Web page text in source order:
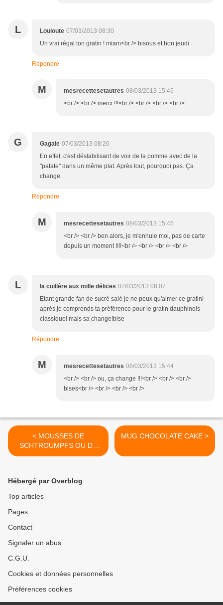
L Louloute 07/03/2013 08:30
Un vrai régal ton gratin ! miam<br /> bisous et bon jeudi
Répondre
M mesrecettesetautres 08/03/2013 15:45
<br /> <br /> merci !!!<br /> <br /> <br /> <br />
G Gagaie 07/03/2013 08:26
En effet, c'est déstabilisant de voir de la pomme avec de la
"patate" dans un même plat. Après tout, pourquoi pas. Ça
change.
Répondre
M mesrecettesetautres 08/03/2013 15:45
<br /> <br /> ben alors, je m'ennuie moi, pas de carte
depuis un moment !!!!<br /> <br /> <br /> <br />
L la cuillère aux mille délices 07/03/2013 08:07
Etant grande fan de sucré salé je ne peux qu'aimer ce gratin!
après je comprends ta préférence pour le gratin dauphinois
classique! mais sa change!bise
Répondre
M mesrecettesetautres 08/03/2013 15:44
<br /> <br /> ou, ça change !!!<br /> <br /> <br />
bises<br /> <br /> <br /> <br />
< MOUSSES DE
SCHTROUMPFS OU DE
MENTOS
MUG CHOCOLATE CAKE >
Hébergé par Overblog
Top articles
Pages
Contact
Signaler un abus
C.G.U.
Cookies et données personnelles
Préférences cookies